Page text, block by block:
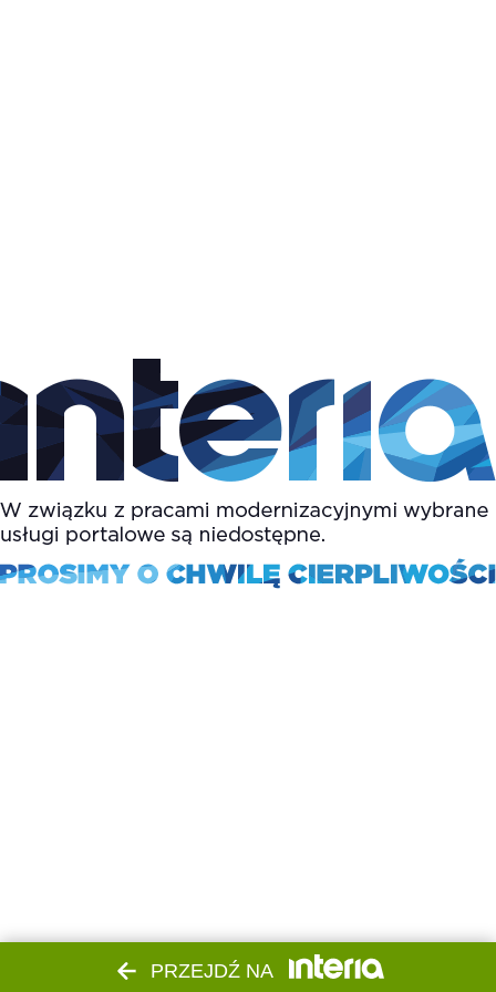
PRZEJDŹ NA